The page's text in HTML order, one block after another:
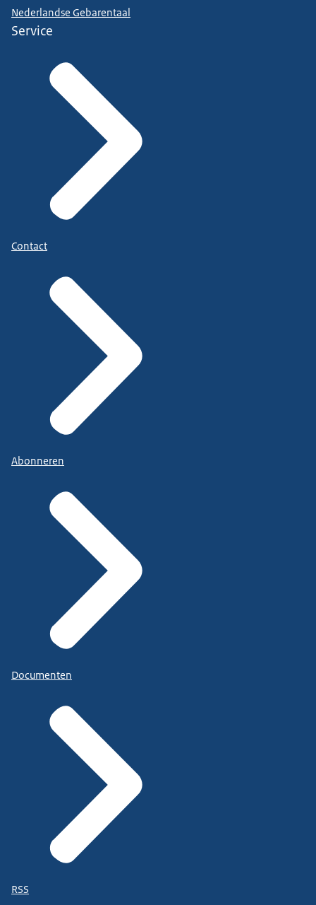
Nederlandse Gebarentaal
Service
Contact
Abonneren
Documenten
RSS